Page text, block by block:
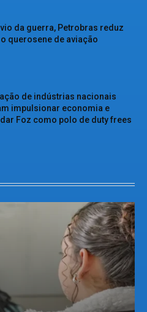
da guerra, Petrobras reduz
querosene de aviação
de indústrias nacionais
impulsionar economia e
Foz como polo de duty frees